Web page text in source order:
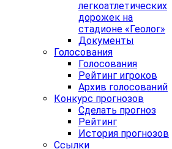
легкоатлетических
дорожек на
стадионе «Геолог»
Документы
Голосования
Голосования
Рейтинг игроков
Архив голосований
Конкурс прогнозов
Сделать прогноз
Рейтинг
История прогнозов
Ссылки